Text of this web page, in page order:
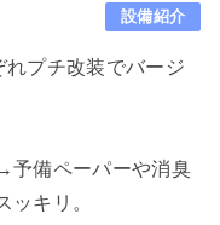
設備紹介
プチ改装でバージ
予備ペーパーや消臭
ッキリ。